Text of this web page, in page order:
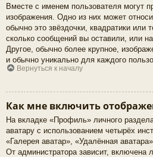
Вместе с именем пользователя могут
изображения. Одно из них может
обычно это звёздочки, квадратики или
сколько сообщений вы оставили, или
Другое, обычно более крупное,
и обычно уникально для каждого
Вернуться к началу
Как мне включить
На вкладке «Профиль» личного
аватару с использованием четырёх
«Галерея аватар», «Удалённая
От администратора зависит, включена